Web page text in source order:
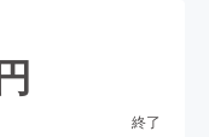
終了